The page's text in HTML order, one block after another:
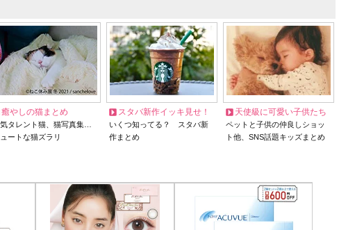
癒やしの猫まとめ
気タレント猫、猫写真集…
ートな猫ズラリ
スタバ新作イッキ見せ！
いくつ知ってる？ スタバ新
作まとめ
天使級に可愛い子供たち
ペットと子供の仲良しショッ
ト他、SNS話題キッズまとめ